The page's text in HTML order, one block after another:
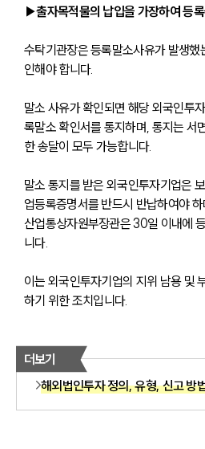
▶출자목적물의 납입을 가장하여 등
수탁기관장은 등록말소사유가 발생했
인해야 합니다.
말소 사유가 확인되면 해당 외국인투
록말소 확인서를 통지하며, 통지는 서
한 송달이 모두 가능합니다.
말소 통지를 받은 외국인투자기업은
업등록증명서를 반드시 반납하여야
산업통상자원부장관은 30일 이내에
니다.
이는 외국인투자기업의 지위 남용 및
하기 위한 조치입니다.
더보기
해외법인투자 정의, 유형, 신고 방